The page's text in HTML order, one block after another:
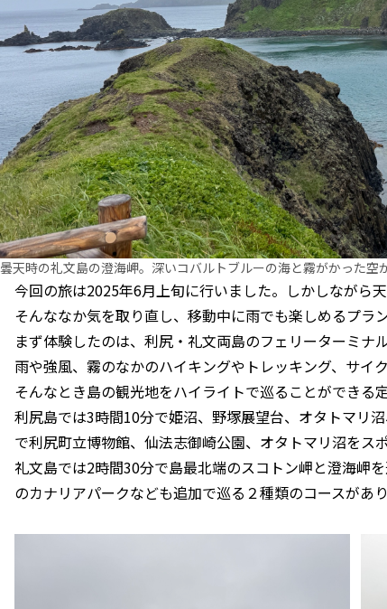
曇天時の礼文島の澄海岬。深いコバルトブルーの海と霧がかった
今回の旅は2025年6月上旬に行いました。しかしながら
そんななか気を取り直し、移動中に雨でも楽しめるプラ
まず体験したのは、利尻・礼文両島のフェリーターミナ
雨や強風、霧のなかのハイキングやトレッキング、サイ
そんなとき島の観光地をハイライトで巡ることができる
利尻島では3時間10分で姫沼、野塚展望台、オタトマリ
で利尻町立博物館、仙法志御崎公園、オタトマリ沼をス
礼文島では2時間30分で島最北端のスコトン岬と澄海岬
のカナリアパークなども追加で巡る２種類のコースがあり